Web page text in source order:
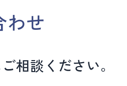
わせ
相談ください。